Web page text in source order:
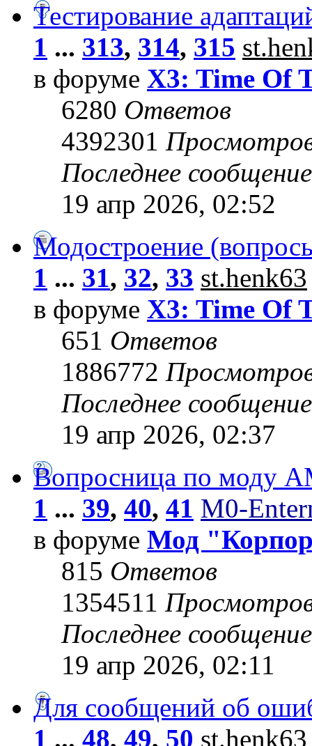
Тестирование
1 ... 313, 314, 315
в форуме X3: Time Of
6280 Ответов
4392301
Последнее
19 апр 2026, 02:52
Модостроение
1 ... 31, 32, 33 st.henk63
в форуме X3: Time Of
651 Ответов
1886772
Последнее
19 апр 2026, 02:37
Вопросница по моду
1 ... 39, 40, 41 M0-
в форуме Мод
815 Ответов
1354511
Последнее
19 апр 2026, 02:11
Для сообщений об
1 ... 48, 49, 50 st.henk63